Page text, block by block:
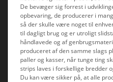
De bevæger sig forrest i
opbevaring, de producerer i
så der skulle være noget til
til dagligt brug og er utroligt
håndlavede og af
produceret af den samme slags
paller og kasser, når tunge ting
strips laves i forskellige bredder
Du kan være sikker på, at alle